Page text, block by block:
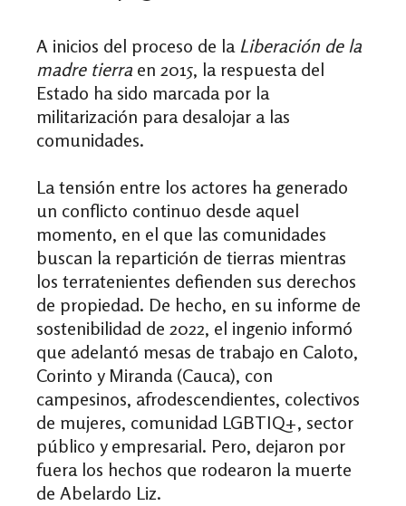
A inicios del proceso de la Liberación de la
madre tierra en 2015, la respuesta del
Estado ha sido marcada por la
militarización para desalojar a las
comunidades.
La tensión entre los actores ha generado
un conflicto continuo desde aquel
momento, en el que las comunidades
buscan la repartición de tierras mientras
los terratenientes defienden sus derechos
de propiedad. De hecho, en su informe de
sostenibilidad de 2022, el ingenio informó
que adelantó mesas de trabajo en Caloto,
Corinto y Miranda (Cauca), con
campesinos, afrodescendientes, colectivos
de mujeres, comunidad LGBTIQ+, sector
público y empresarial. Pero, dejaron por
fuera los hechos que rodearon la muerte
de Abelardo Liz.